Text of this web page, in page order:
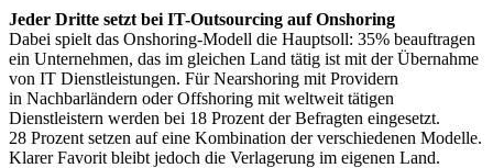
Jeder Dritte setzt bei IT-Outsourcing auf Onshoring
Dabei spielt das Onshoring-Modell die Hauptsoll: 35% beauftragen
ein Unternehmen, das im gleichen Land tätig ist mit der Übernahme
von IT Dienstleistungen. Für Nearshoring mit Providern
in Nachbarländern oder Offshoring mit weltweit tätigen
Dienstleistern werden bei 18 Prozent der Befragten eingesetzt.
28 Prozent setzen auf eine Kombination der verschiedenen Modelle.
Klarer Favorit bleibt jedoch die Verlagerung im eigenen Land.